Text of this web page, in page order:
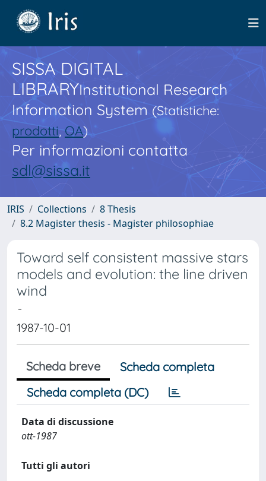
SISSA DIGITAL
LIBRARYInstitutional Research
Information System(Statistiche:
prodotti,OA)
Per informazioni contatta
sdl@sissa.it
IRIS Collections
8 Thesis
8.2 Magister thesis - Magister philosophiae
Toward self consistent massive stars
models and evolution: the line driven
wind
-
1987-10-01
Scheda breve
Scheda completa
Scheda completa (DC)
Data di discussione
ott-1987
Tutti gli autori